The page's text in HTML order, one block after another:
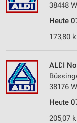
38448
Heute
173,80
ALDI
38176
Heute
205,07
Messung der
Messung der
Kombinationen von
Quellen
Entwicklung und
Verwendung